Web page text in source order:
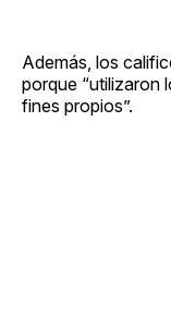
Además, los
porque “utilizaron
fines propios”.